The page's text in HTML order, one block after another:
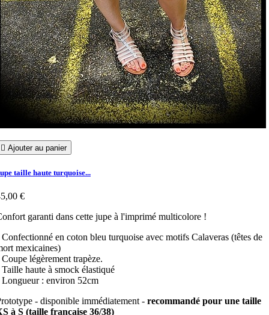
 Ajouter au panier
taille haute turquoise...
€
garanti dans cette jupe à l'imprimé multicolore !
Confectionné en coton bleu turquoise avec motifs Calaveras (têtes de
mexicaines)
Coupe légèrement trapèze.
Taille haute à smock élastiqué
Longueur : environ 52cm
- disponible immédiatement - recommandé pour une taille
à S (taille française 36/38)